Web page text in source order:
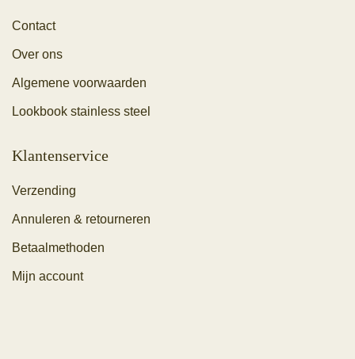
Contact
Over ons
Algemene voorwaarden
Lookbook stainless steel
Klantenservice
Verzending
Annuleren & retourneren
Betaalmethoden
Mijn account